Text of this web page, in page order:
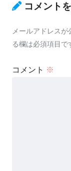
コメント
メールアドレスが
る欄は必須項目で
コメント ※